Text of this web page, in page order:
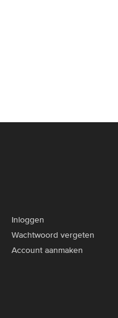
Inloggen
Wachtwoord vergeten
Account aanmaken